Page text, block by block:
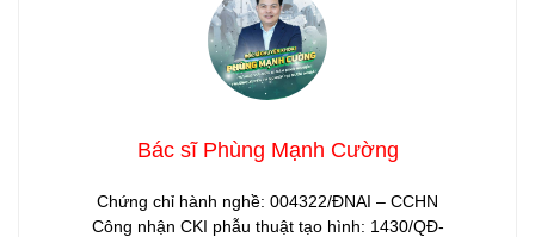
Bác sĩ Phùng Mạnh Cường
Chứng chỉ hành nghề: 004322/ĐNAI – CCHN
Công nhận CKI phẫu thuật tạo hình: 1430/QĐ-